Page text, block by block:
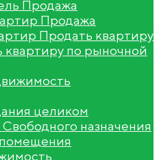
Продажа
Продажа
Продать квартиру
квартиру по рыночной
целиком
Свободного назначения